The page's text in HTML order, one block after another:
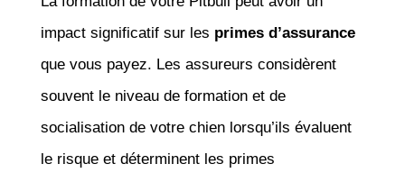
impact significatif sur les primes d’assurance
que vous payez. Les assureurs considèrent
souvent le niveau de formation et de
socialisation de votre chien lorsqu’ils évaluent
le risque et déterminent les primes